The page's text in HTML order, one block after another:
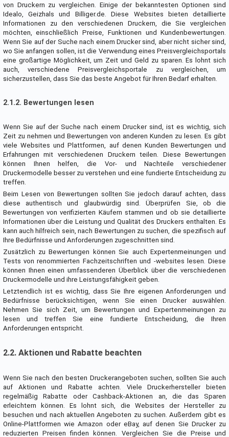
von Druckern zu vergleichen. Einige der bekanntesten Optionen sind
Idealo, Geizhals und Billiger.de. Diese Websites bieten detaillierte
Informationen zu den verschiedenen Druckern, die Sie vergleichen
möchten, einschließlich Preise, Funktionen und Kundenbewertungen.
Wenn Sie auf der Suche nach einem Drucker sind, aber nicht sicher sind,
wo Sie anfangen sollen, ist die Verwendung eines Preisvergleichsportals
eine großartige Möglichkeit, um Zeit und Geld zu sparen. Es lohnt sich
auch, verschiedene Preisvergleichsportale zu vergleichen, um
sicherzustellen, dass Sie das beste Angebot für Ihren Bedarf erhalten.
2.1.2. Bewertungen lesen
Wenn Sie auf der Suche nach einem Drucker sind, ist es wichtig, sich
Zeit zu nehmen und Bewertungen von anderen Kunden zu lesen. Es gibt
viele Websites und Plattformen, auf denen Kunden Bewertungen und
Erfahrungen mit verschiedenen Druckern teilen. Diese Bewertungen
können Ihnen helfen, die Vor- und Nachteile verschiedener
Druckermodelle besser zu verstehen und eine fundierte Entscheidung zu
treffen.
Beim Lesen von Bewertungen sollten Sie jedoch darauf achten, dass
diese authentisch und glaubwürdig sind. Überprüfen Sie, ob die
Bewertungen von verifizierten Käufern stammen und ob sie detaillierte
Informationen über die Leistung und Qualität des Druckers enthalten. Es
kann auch hilfreich sein, nach Bewertungen zu suchen, die spezifisch auf
Ihre Bedürfnisse und Anforderungen zugeschnitten sind.
Zusätzlich zu Bewertungen können Sie auch Expertenmeinungen und
Tests von renommierten Fachzeitschriften und -websites lesen. Diese
können Ihnen einen umfassenderen Überblick über die verschiedenen
Druckermodelle und ihre Leistungsfähigkeit geben.
Letztendlich ist es wichtig, dass Sie Ihre eigenen Anforderungen und
Bedürfnisse berücksichtigen, wenn Sie einen Drucker auswählen.
Nehmen Sie sich Zeit, um Bewertungen und Expertenmeinungen zu
lesen und treffen Sie eine fundierte Entscheidung, die Ihren
Anforderungen entspricht.
2.2. Aktionen und Rabatte beachten
Wenn Sie nach den besten Druckerangeboten suchen, sollten Sie auch
auf Aktionen und Rabatte achten. Viele Druckerhersteller bieten
regelmäßig Rabatte oder Cashback-Aktionen an, die das Sparen
erleichtern können. Es lohnt sich, die Websites der Hersteller zu
besuchen und nach aktuellen Angeboten zu suchen. Außerdem gibt es
Online-Plattformen wie Amazon oder eBay, auf denen Sie Drucker zu
reduzierten Preisen finden können. Vergleichen Sie die Preise und